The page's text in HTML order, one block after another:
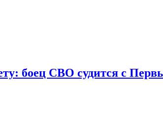
боец СВО судится с